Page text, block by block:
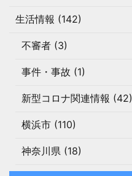
生活情報 (142)
不審者 (3)
事件・事故 (1)
新型コロナ関連情報 (42)
横浜市 (110)
神奈川県 (18)